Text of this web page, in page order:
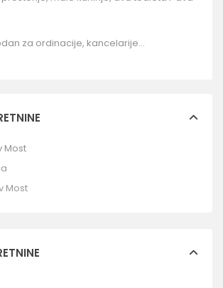
za ordinacije, kancelarije…
Most
Most